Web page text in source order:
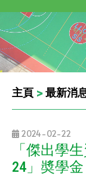
主頁 >最新消
2024-02-22
「傑出學
24」奬學金